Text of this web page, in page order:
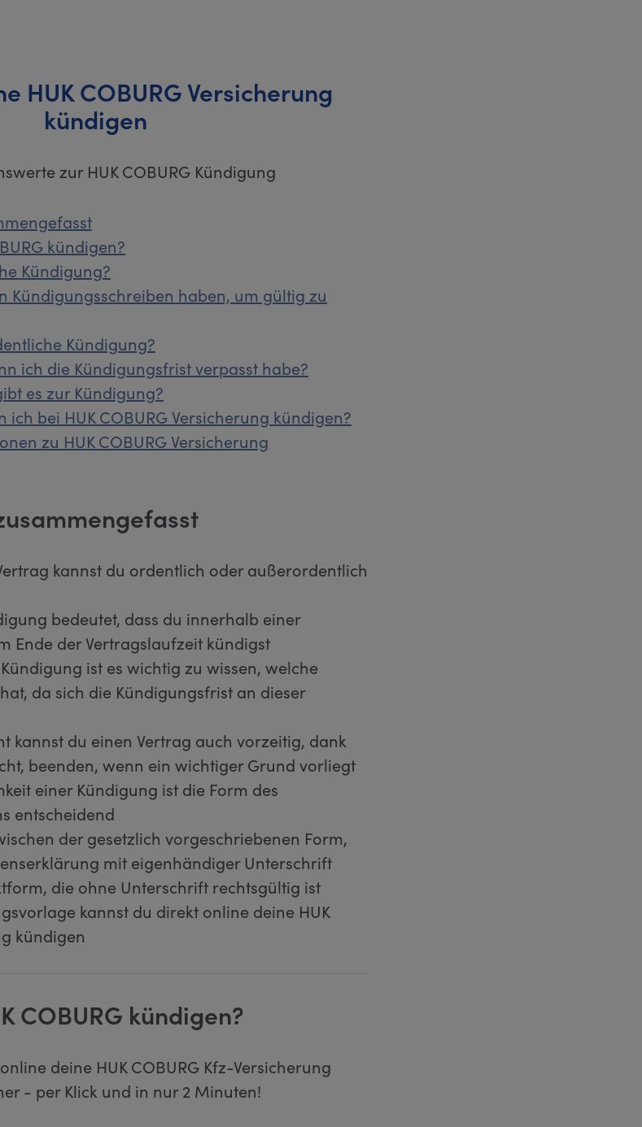
HUK COBURG Versicherung
kündigen
zur HUK COBURG Kündigung
kündigen?
Kündigung?
Kündigungsschreiben haben, um gültig zu
Kündigung?
ich die Kündigungsfrist verpasst habe?
es zur Kündigung?
ich bei HUK COBURG Versicherung kündigen?
zu HUK COBURG Versicherung
kannst du ordentlich oder außerordentlich
bedeutet, dass du innerhalb einer
Ende der Vertragslaufzeit kündigst
ist es wichtig zu wissen, welche
da sich die Kündigungsfrist an dieser
kannst du einen Vertrag auch vorzeitig, dank
beenden, wenn ein wichtiger Grund vorliegt
einer Kündigung ist die Form des
entscheidend
der gesetzlich vorgeschriebenen Form,
mit eigenhändiger Unterschrift
die ohne Unterschrift rechtsgültig ist
kannst du direkt online deine HUK
kündigen
COBURG kündigen?
deine HUK COBURG Kfz-Versicherung
- per Klick und in nur 2 Minuten!